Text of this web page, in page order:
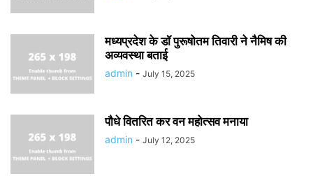
मध्यप्रदेश के डॉ पुरूषोतम तिवारी ने नैमिष की
अव्यवस्था बताई
admin - July 15, 2025
पौधे वितरित कर वन महोत्सव मनाया
admin - July 12, 2025